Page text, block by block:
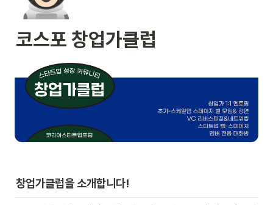
코스포 창업가클럽
창업가클럽을 소개합니다!